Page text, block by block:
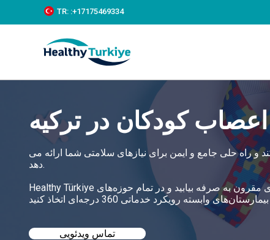
k
c
TR: :+‪17175469334‬
کودکان در ترکیه
و راه حلی جامع و ایمن برای نیازهای سلامتی شما ارائه می
دهد.
Healthy Türkiye به شما کمک می‌کند تا بهترین جراحی اعصاب کودکان را در ترکیه با قیمت‌های مقرون به صرفه بیابید و در تمام حوزه‌های
تماس ویدئویی